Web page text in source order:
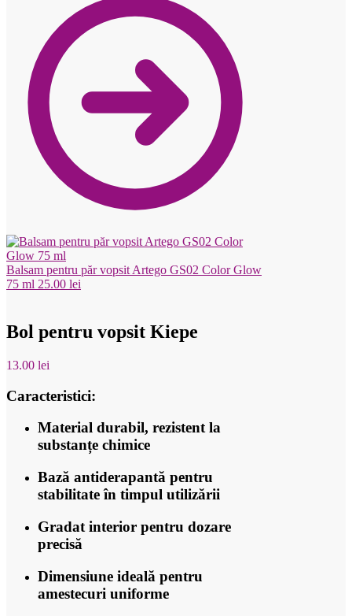
Balsam pentru păr vopsit Artego GS02 Color Glow
75 ml 25.00 lei
Bol pentru vopsit Kiepe
13.00 lei
Caracteristici:
Material durabil, rezistent la
substanțe chimice
Bază antiderapantă pentru
stabilitate în timpul utilizării
Gradat interior pentru dozare
precisă
Dimensiune ideală pentru
amestecuri uniforme